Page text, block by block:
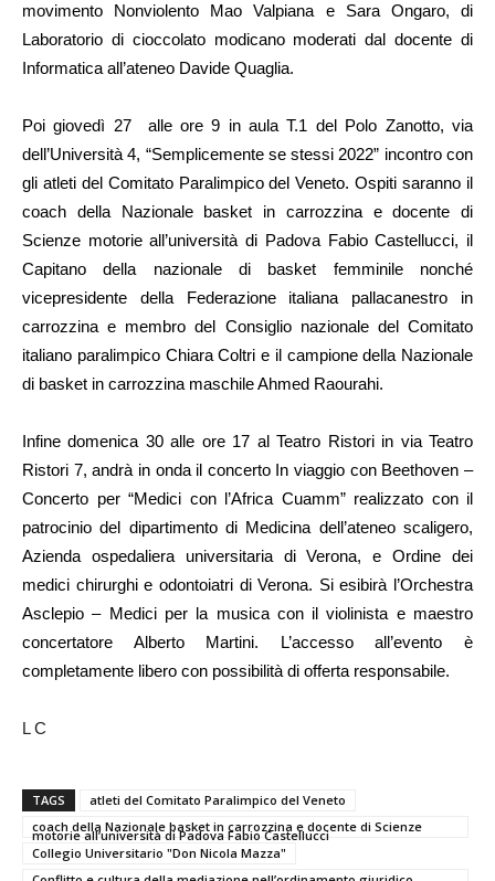
movimento Nonviolento Mao Valpiana e Sara Ongaro, di
Laboratorio di cioccolato modicano moderati dal docente di
Informatica all’ateneo Davide Quaglia.
Poi giovedì 27 alle ore 9 in aula T.1 del Polo Zanotto, via
dell’Università 4, “Semplicemente se stessi 2022” incontro con
gli atleti del Comitato Paralimpico del Veneto. Ospiti saranno il
coach della Nazionale basket in carrozzina e docente di
Scienze motorie all’università di Padova Fabio Castellucci, il
Capitano della nazionale di basket femminile nonché
vicepresidente della Federazione italiana pallacanestro in
carrozzina e membro del Consiglio nazionale del Comitato
italiano paralimpico Chiara Coltri e il campione della Nazionale
di basket in carrozzina maschile Ahmed Raourahi.
Infine domenica 30 alle ore 17 al Teatro Ristori in via Teatro
Ristori 7, andrà in onda il concerto In viaggio con Beethoven –
Concerto per “Medici con l’Africa Cuamm”realizzato con il
patrocinio del dipartimento di Medicina dell’ateneo scaligero,
Azienda ospedaliera universitaria di Verona, e Ordine dei
medici chirurghi e odontoiatri di Verona. Si esibirà l’Orchestra
Asclepio – Medici per la musica con il violinista e maestro
concertatore Alberto Martini. L’accesso all’evento è
completamente libero con possibilità di offerta responsabile.
L C
TAGS
atleti del Comitato Paralimpico del Veneto
coach della Nazionale basket in carrozzina e docente di Scienze
motorie all’università di Padova Fabio Castellucci
Collegio Universitario "Don Nicola Mazza"